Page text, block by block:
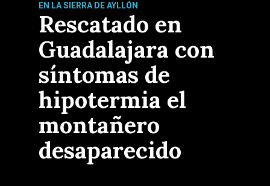
EN LA SIERRA DE AYLLÓN
Rescatado en
Guadalajara con
síntomas de
hipotermia el
montañero
desaparecido